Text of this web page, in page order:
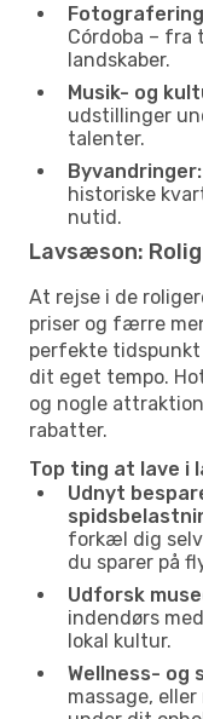
Córdoba –
landskaber.
Musik- og
udstillinger
talenter.
Byvandringer:
historiske
nutid.
Lavsæson:
At rejse i de
priser og færre
perfekte tidspunkt
dit eget tempo.
og nogle
rabatter.
Top ting at lave i
Udnyt
forkæl dig
du sparer på
Udforsk
indendørs
lokal kultur.
Wellness- og
massage,